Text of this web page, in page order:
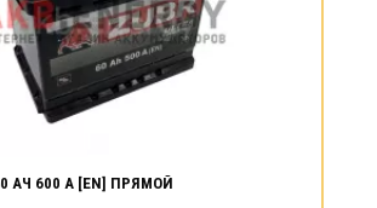
АЧ 600 А [EN] ПРЯМОЙ